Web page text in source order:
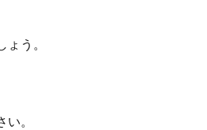
う。
。